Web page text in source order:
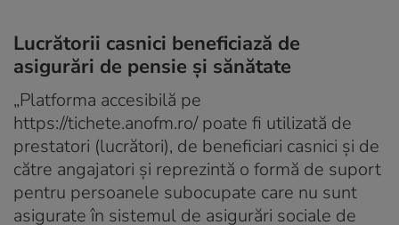
Lucrătorii casnici beneficiază de
asigurări de pensie şi sănătate
„Platforma accesibilă pe
https://tichete.anofm.ro/ poate fi utilizată de
prestatori (lucrători), de beneficiari casnici şi de
către angajatori şi reprezintă o formă de suport
pentru persoanele subocupate care nu sunt
asigurate în sistemul de asigurări sociale de